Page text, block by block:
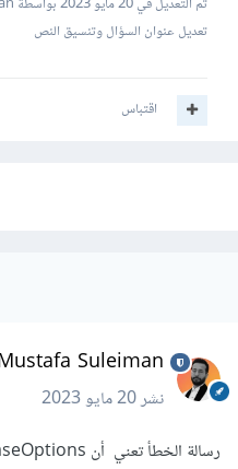
تعديل عنوان السؤال وتنسيق النص
اقتباس
Mustafa Suleiman
نشر20 مايو 2023